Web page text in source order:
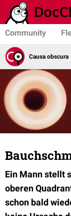
Community
Causa obscura
Ein Mann stellt
oberen
schon bald